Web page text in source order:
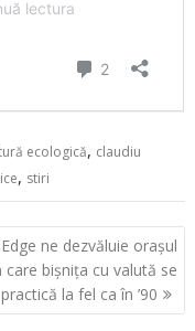
ecologică, claudiu
, stiri
ne dezvăluie orașul
care bișnița cu valută se
practică la fel ca în ’90